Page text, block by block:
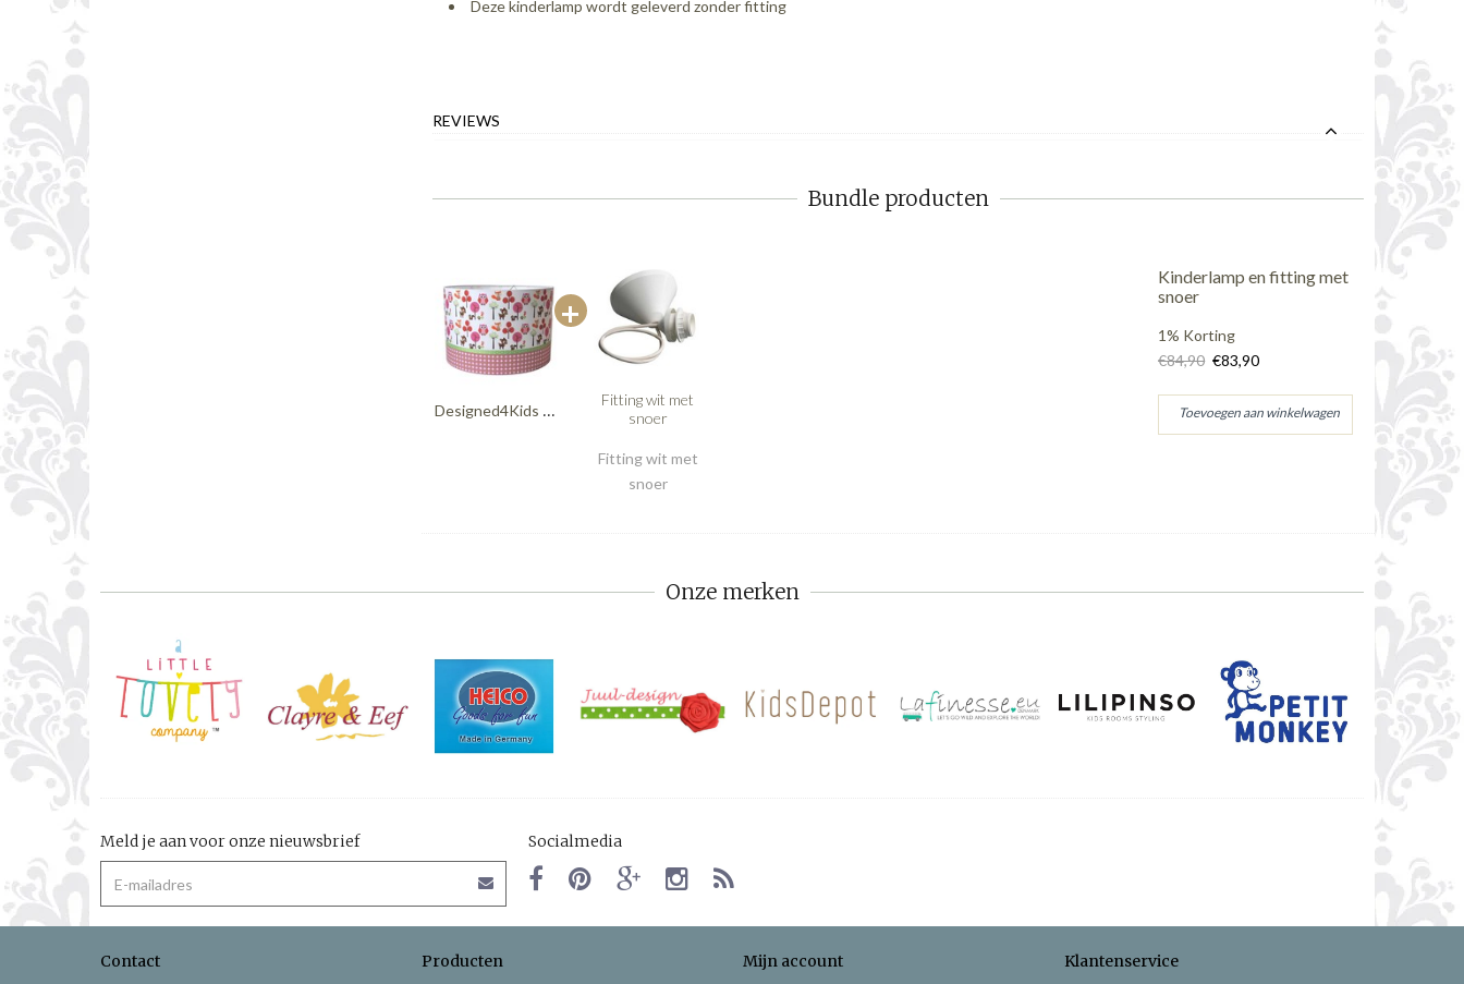
Deze kinderlamp wordt geleverd zonder fitting
REVIEWS
Bundle producten
Designed4Kids kinderlamp bosdieren roze
Fitting wit met
snoer
Fitting wit met
snoer
Kinderlamp en fitting met
snoer
1% Korting
€84,90 €83,90
Onze merken
Meld je aan voor onze nieuwsbrief Socialmedia
Contact Producten Mijn account Klantenservice